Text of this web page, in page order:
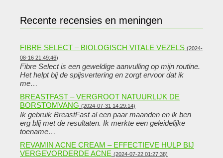
Recente recensies en meningen
FIBRE SELECT – BIOLOGISCH VITALE VEZELS (2024-
08-16 21:49:46)
Fibre Select is een geweldige aanvulling op mijn routine.
Het helpt bij de spijsvertering en zorgt ervoor dat ik
me…
BREASTFAST – VERGROOT NATUURLIJK DE
BORSTOMVANG (2024-07-31 14:29:14)
Ik gebruik BreastFast al een paar maanden en ik ben
erg blij met de resultaten. Ik merkte een geleidelijke
toename…
REVAMIN ACNE CREAM – EFFECTIEVE HULP BIJ
VERGEVORDERDE ACNE (2024-07-22 01:27:38)